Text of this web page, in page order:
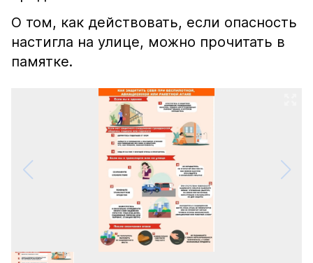
О том, как действовать, если опасность
настигла на улице, можно прочитать в
памятке.